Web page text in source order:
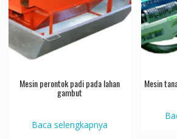
Mesin perontok padi pada lahan
gambut
Baca selengkapnya
Mesin